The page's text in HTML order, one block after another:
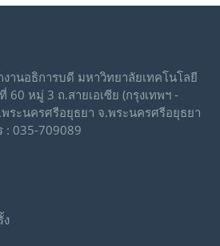
านอธิการบดี มหาวิทยาลัยเทคโนโลยี
หมู่ 3 ถ.สายเอเซีย (กรุงเทพฯ -
ระนครศรีอยุธยา จ.พระนครศรีอยุธยา
: 035-709089
ง